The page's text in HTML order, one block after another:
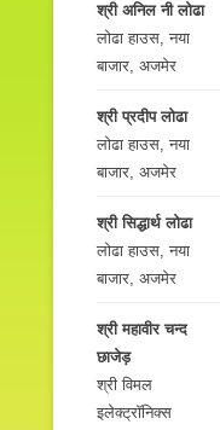
श्री अनिल नी लोढा
लोढा हाउस, नया
बाजार, अजमेर
श्री प्रदीप लोढा
लोढा हाउस, नया
बाजार, अजमेर
श्री सिद्धार्थ लोढा
लोढा हाउस, नया
बाजार, अजमेर
श्री महावीर चन्द
छाजेड़
श्री विमल
इलेक्ट्रॉनिक्स